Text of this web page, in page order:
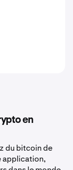
en
du bitcoin de
application,